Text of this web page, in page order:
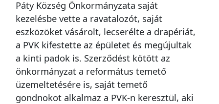
Páty Község Önkormányzata saját
kezelésbe vette a ravatalozót, saját
eszközöket vásárolt, lecserélte a drapériát,
a PVK kifestette az épületet és megújultak
a kinti padok is. Szerződést kötött az
önkormányzat a református temető
üzemeltetésére is, saját temető
gondnokot alkalmaz a PVK-n keresztül, aki